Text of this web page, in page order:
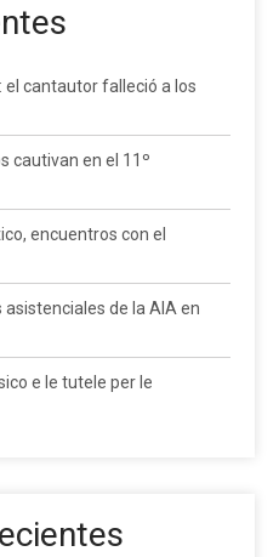
el cantautor falleció a los
cautivan en el 11º
encuentros con el
de la AIA en
e le tutele per le